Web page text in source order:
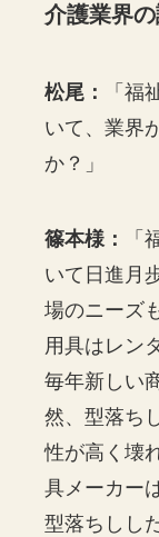
介護業界
松尾：
「福
いて、業界
か？」
篠本様：
「
いて日進月
場のニーズ
用具はレン
毎年新しい
然、型落ち
性が高く壊
具メーカー
型落ちしし